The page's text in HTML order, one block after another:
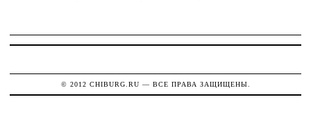
© 2012 CHIBURG.RU — ВСЕ ПРАВА ЗАЩИЩЕНЫ.